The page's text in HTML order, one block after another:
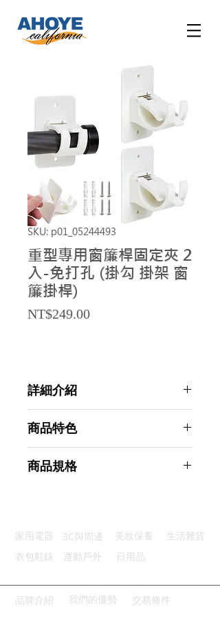
SKU: p01_05244493
重型專用窗簾桿固定夾 2
入-免打孔 (掛勾 掛架 窗
簾掛桿)
NT$249.00Price
詳細介紹
商品特色
彈簧夾口：牢牢夾住穩固不滑動
商品規格
主要材質：ABS
商品尺寸：7.4*4.4*5.7cm
產地名稱：中國大陸
代理商：亞桓有限公司
家用電器 3C與周邊 美妝保養
生活雜貨
衣包鞋錶
運動戶外 日用品
品牌介紹 我們的優勢 交易條件